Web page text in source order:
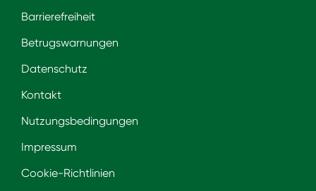
Barrierefreiheit
Betrugswarnungen
Datenschutz
Kontakt
Nutzungsbedingungen
Impressum
Cookie-Richtlinien